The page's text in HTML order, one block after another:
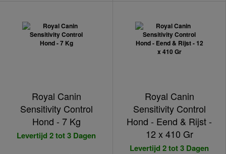
Royal Canin
Sensitivity Control
Hond - 7 Kg
Levertijd 2 tot 3 Dagen
Royal Canin
Sensitivity Control
Hond - Eend & Rijst -
12 x 410 Gr
Levertijd 2 tot 3 Dagen